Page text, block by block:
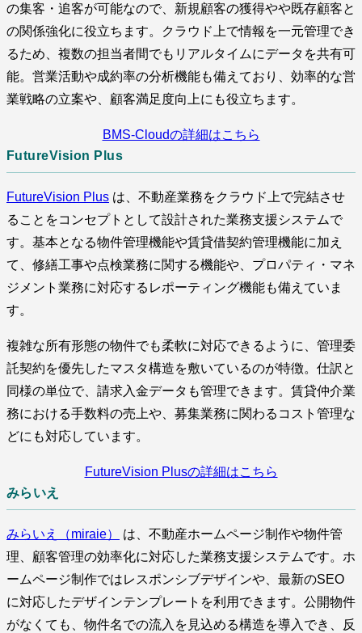
の集客・追客が可能なので、新規顧客の獲得やや既存顧客と
の関係強化に役立ちます。クラウド上で情報を一元管理でき
るため、複数の担当者間でもリアルタイムにデータを共有可
能。営業活動や成約率の分析機能も備えており、効率的な営
業戦略の立案や、顧客満足度向上にも役立ちます。
BMS-Cloudの詳細はこちら
FutureVision Plus
FutureVision Plus は、不動産業務をクラウド上で完結させ
ることをコンセプトとして設計された業務支援システムで
す。基本となる物件管理機能や賃貸借契約管理機能に加え
て、修繕工事や点検業務に関する機能や、プロパティ・マネ
ジメント業務に対応するレポーティング機能も備えていま
す。
複雑な所有形態の物件でも柔軟に対応できるように、管理委
託契約を優先したマスタ構造を敷いているのが特徴。仕訳と
同様の単位で、請求入金データも管理できます。賃貸仲介業
務における手数料の売上や、募集業務に関わるコスト管理な
どにも対応しています。
FutureVision Plusの詳細はこちら
みらいえ
みらいえ（miraie）
は、不動産ホームページ制作や物件管
理、顧客管理の効率化に対応した業務支援システムです。ホ
ームページ制作ではレスポンシブデザインや、最新のSEO
に対応したデザインテンプレートを利用できます。公開物件
がなくても、物件名での流入を見込める構造を導入でき、反